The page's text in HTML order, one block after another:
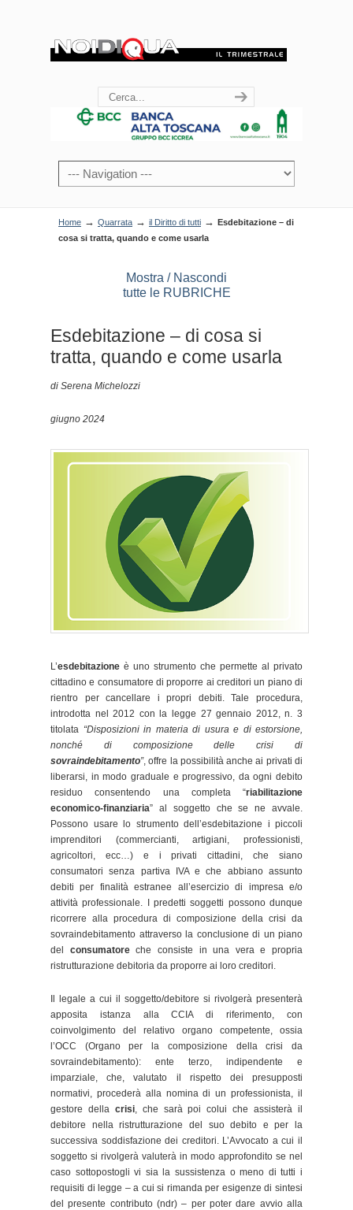
Home → Quarrata → il Diritto di tutti →
Esdebitazione – di
cosa si tratta, quando e come usarla
Mostra / Nascondi
tutte le RUBRICHE
Esdebitazione – di cosa si
tratta, quando e come usarla
di Serena Michelozzi
giugno 2024
L’esdebitazione è uno strumento che permette al privato
cittadino e consumatore di proporre ai creditori un piano di
rientro per cancellare i propri debiti. Tale procedura,
introdotta nel 2012 con la legge 27 gennaio 2012, n. 3
titolata “Disposizioni in materia di usura e di estorsione,
nonché di composizione delle crisi di
sovraindebitamento”, offre la possibilità anche ai privati di
liberarsi, in modo graduale e progressivo, da ogni debito
residuo consentendo una completa “riabilitazione
economico-finanziaria” al soggetto che se ne avvale.
Possono usare lo strumento dell’esdebitazione i piccoli
imprenditori (commercianti, artigiani, professionisti,
agricoltori, ecc…) e i privati cittadini, che siano
consumatori senza partiva IVA e che abbiano assunto
debiti per finalità estranee all’esercizio di impresa e/o
attività professionale. I predetti soggetti possono dunque
ricorrere alla procedura di composizione della crisi da
sovraindebitamento attraverso la conclusione di un piano
del consumatoreche consiste in una vera e propria
ristrutturazione debitoria da proporre ai loro creditori.
Il legale a cui il soggetto/debitore si rivolgerà presenterà
apposita istanza alla CCIA di riferimento, con
coinvolgimento del relativo organo competente, ossia
l’OCC (Organo per la composizione della crisi da
sovraindebitamento): ente terzo, indipendente e
imparziale, che, valutato il rispetto dei presupposti
normativi, procederà alla nomina di un professionista, il
gestore della crisi, che sarà poi colui che assisterà il
debitore nella ristrutturazione del suo debito e per la
successiva soddisfazione dei creditori. L’Avvocato a cui il
soggetto si rivolgerà valuterà in modo approfondito se nel
caso sottopostogli vi sia la sussistenza o meno di tutti i
requisiti di legge – a cui si rimanda per esigenze di sintesi
del presente contributo (ndr) – per poter dare avvio alla